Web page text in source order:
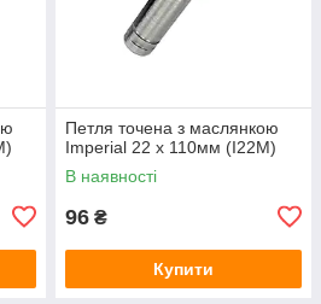
Петля точена з маслянкою
Imperial 22 x 110мм (I22M)
В наявності
96 ₴
Купити